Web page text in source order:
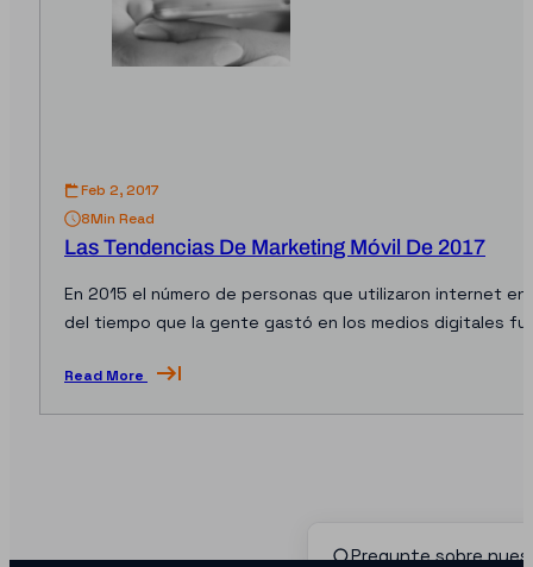
Las Tendencias De Marketing Móvil De 2017
En 2015 el número de personas que utilizaron internet
del tiempo que la gente gastó en los medios digitales
Feb 2, 2017
Min Read
8
Read More